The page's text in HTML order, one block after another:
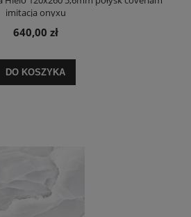
imitacja onyxu
640,00 zł
DO KOSZYKA